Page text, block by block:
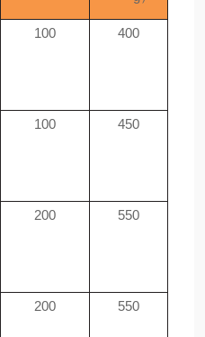
100 400
100 450
200 550
200 550